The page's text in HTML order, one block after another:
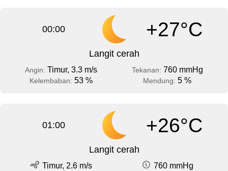
00:00 +27°C
Langit cerah
Angin: Timur, 3.3 m/s Tekanan: 760 mmHg
Kelembaban: 53 % Mendung: 5 %
01:00 +26°C
Langit cerah
Timur, 2.6 m/s
760 mmHg